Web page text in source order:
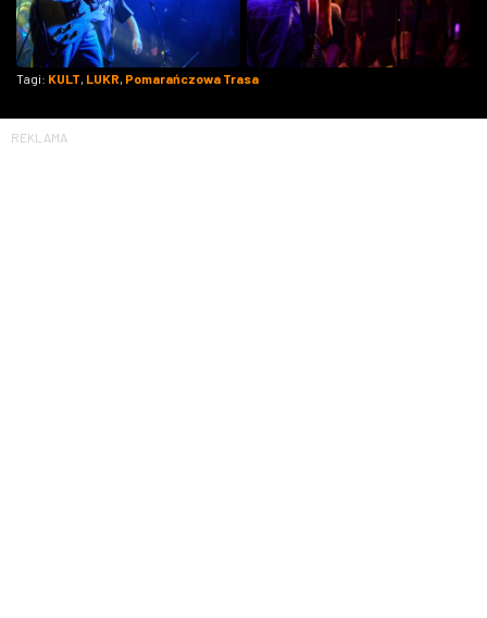
Tagi: KULT, LUKR, Pomarańczowa Trasa
REKLAMA